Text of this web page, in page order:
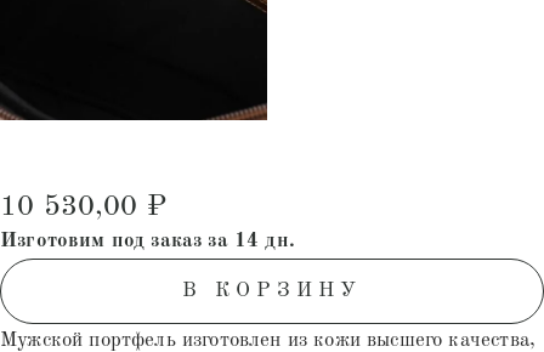
10 530,00 ₽
Изготовим под заказ за 14 дн.
В КОРЗИНУ
Мужской портфель изготовлен из кожи высшего качества,